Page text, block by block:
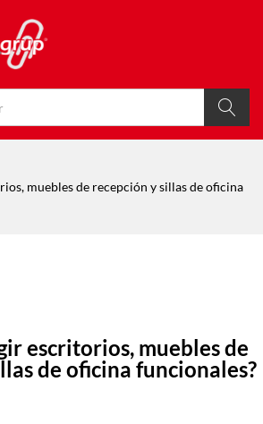
Buscar
muebles de recepción y sillas de oficina
escritorios, muebles de
de oficina funcionales?